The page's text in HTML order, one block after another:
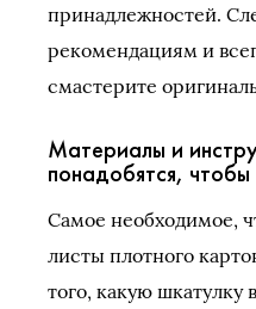
принадлежностей.
рекомендациям и
смастерите
Материалы и
понадобятся,
Самое необходимое,
листы плотного
того, какую шкатулку